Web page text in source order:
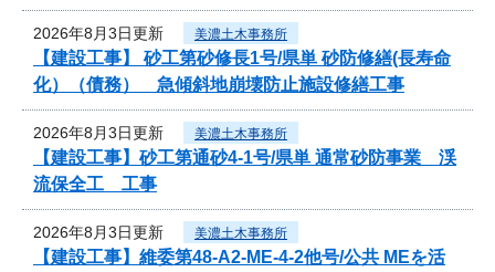
2026年8月3日更新 美濃土木事務所
【建設工事】 砂工第砂修長1号/県単 砂防修繕(長寿命
化）（債務） 急傾斜地崩壊防止施設修繕工事
2026年8月3日更新 美濃土木事務所
【建設工事】砂工第通砂4-1号/県単 通常砂防事業 渓
流保全工 工事
2026年8月3日更新 美濃土木事務所
【建設工事】維委第48-A2-ME-4-2他号/公共 MEを活